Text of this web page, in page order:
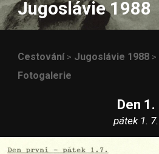
Jugoslávie 1988
Cestování> Jugoslávie 1988 >
Fotogalerie
Den 1.
pátek 1. 7.